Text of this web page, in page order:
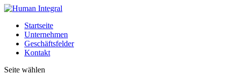
Startseite
Unternehmen
Geschäftsfelder
Kontakt
Seite wählen